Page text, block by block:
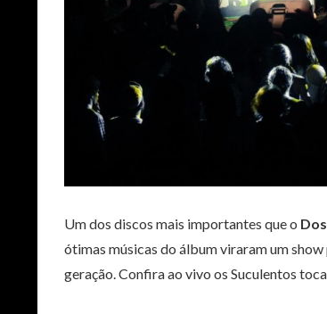
Um dos discos mais importantes que o
ótimas músicas do álbum viraram um
geração. Confira ao vivo os Suculentos